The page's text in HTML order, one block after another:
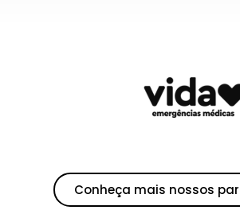
Conheça mais nossos